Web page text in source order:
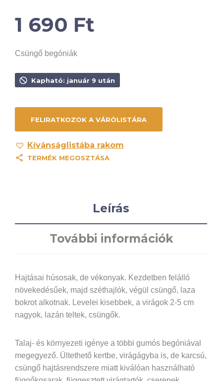
1 690 Ft
Csüngő begóniák
Kapható: január 9 után
Kívánságlistába rakom
TERMÉK MEGOSZTÁSA
Leírás
További információk
Hajtásai húsosak, de vékonyak. Kezdetben felálló
növekedésűek, majd széthajlók, végül csüngő, laza
bokrot alkotnak. Levelei kisebbek, a virágok 2-5 cm
nagyok, lazán teltek, csüngők.
Talaj- és környezeti igénye a többi gumós begóniával
megegyező. Ültethető kertbe, virágágyba is, de karcsú,
csüngő hajtásrendszere miatt kiválóan használható